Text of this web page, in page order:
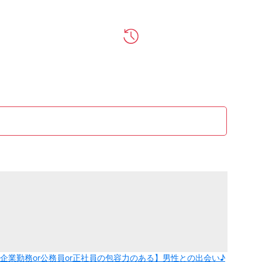
業勤務or公務員or正社員の包容力のある】男性との出会い♪